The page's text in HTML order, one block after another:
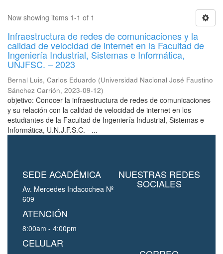
Now showing items 1-1 of 1
Infraestructura de redes de comunicaciones y la
calidad de velocidad de internet en la Facultad de
Ingeniería Industrial, Sistemas e Informática,
UNJFSC. – 2023
Bernal Luis, Carlos Eduardo (Universidad Nacional José Faustino
Sánchez Carrión, 2023-09-12)
objetivo: Conocer la infraestructura de redes de comunicaciones
y su relación con la calidad de velocidad de internet en los
estudiantes de la Facultad de Ingeniería Industrial, Sistemas e
Informática, U.N.J.F.S.C. - ...
SEDE ACADÉMICA
Av. Mercedes Indacochea Nº
609
ATENCIÓN
8:00am - 4:00pm
CELULAR
NUESTRAS REDES
SOCIALES